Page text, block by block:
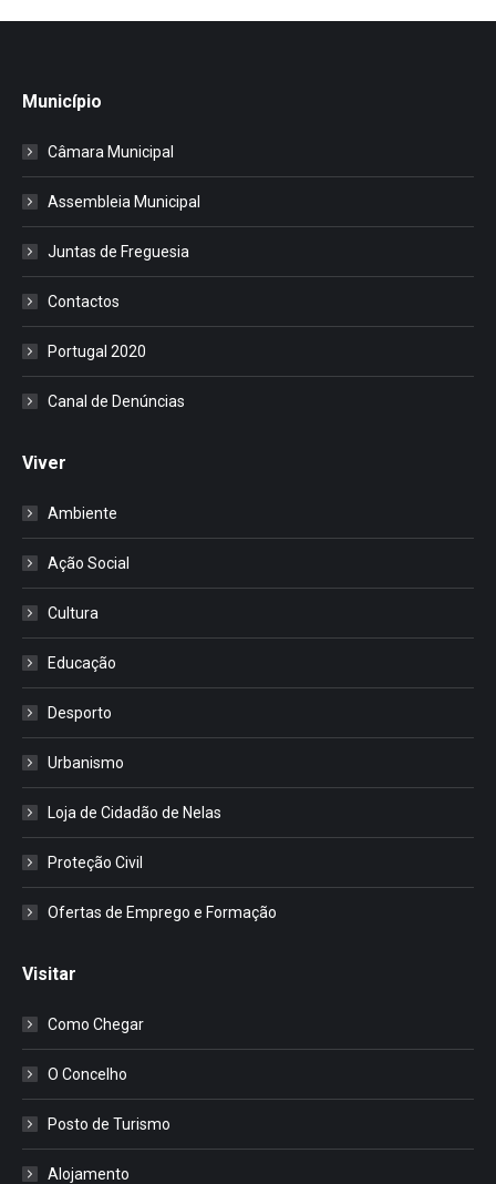
Município
Câmara Municipal
Assembleia Municipal
Juntas de Freguesia
Contactos
Portugal 2020
Canal de Denúncias
Viver
Ambiente
Ação Social
Cultura
Educação
Desporto
Urbanismo
Loja de Cidadão de Nelas
Proteção Civil
Ofertas de Emprego e Formação
Visitar
Como Chegar
O Concelho
Posto de Turismo
Alojamento